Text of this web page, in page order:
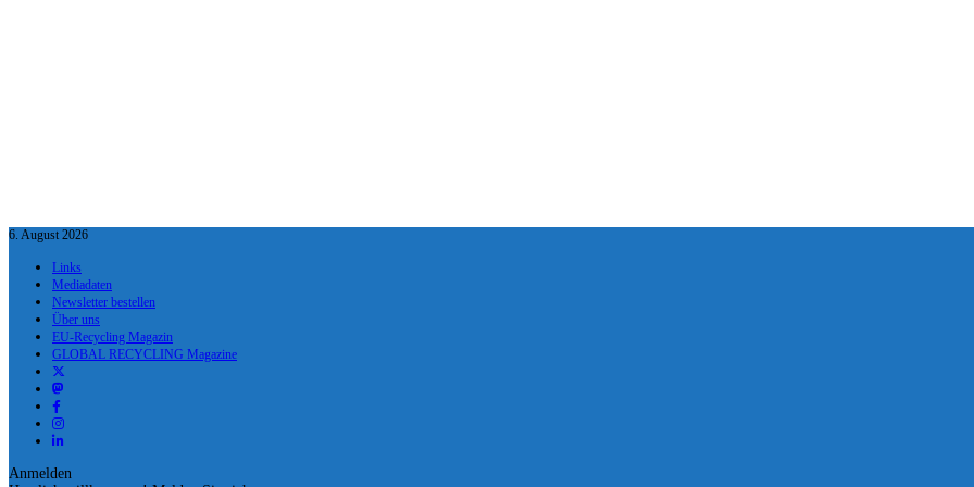
6. August 2026
Links
Mediadaten
Newsletter bestellen
Über uns
EU-Recycling Magazin
GLOBAL RECYCLING Magazine
Anmelden